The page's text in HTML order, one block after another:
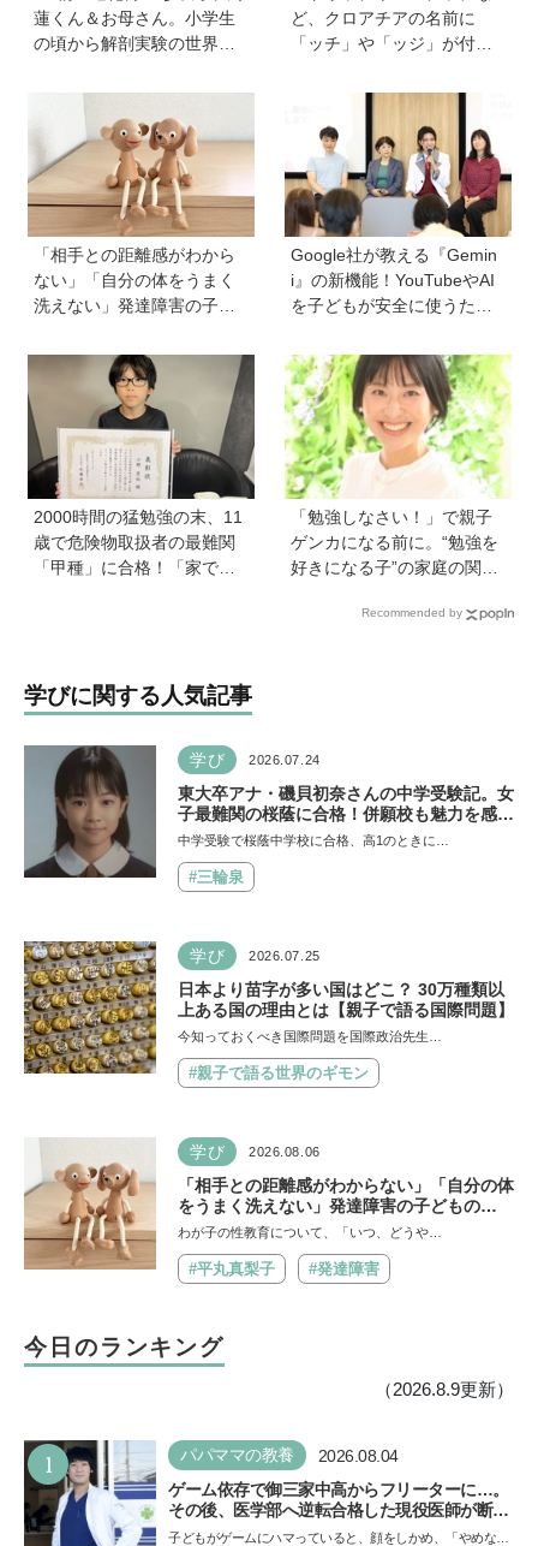
蓮くん＆お母さん。小学生
の頃から解剖実験の世界に
近いワニを研究。「興味の
種まきはエンタメから」
ど、クロアチアの名前に
「ッチ」や「ッジ」が付く
「相手との距離感がわから
ない」「自分の体をうまく
洗えない」発達障害の子ど
と・性教育のポイントは？
【『発達障害の子の性のル
ール』著者に聞いた】
Google社が教える『Gemin
i』の新機能！YouTubeやAI
を子どもが安全に使うため
教育チャンネルなど、家庭
で使うポイントとは？
2000時間の猛勉強の末、11
歳で危険物取扱者の最難関
「甲種」に合格！「家で両
「勉強しなさい！」で親子
ゲンカになる前に。“勉強を
好きになる子”の家庭の関わ
永島瑠美先生に訊く》
Recommended by
学びに関する人気記事
学び 2026.07.24
東大卒アナ・磯貝初奈さんの中学受験記。女
子最難関の桜蔭に合格！併願校も魅力を感じ
た渋渋に。母親の声かけは「睡眠が何より大
中学受験で桜蔭中学校に合格、高1のときに…
#三輪泉
学び 2026.07.25
日本より苗字が多い国はどこ？ 30万種類以
上ある国の理由とは【親子で語る国際問題】
今知っておくべき国際問題を国際政治先生…
#親子で語る世界のギモン
学び 2026.08.06
「相手との距離感がわからない」「自分の体
をうまく洗えない」発達障害の子どもの
「性」に関する困りごと・性教育のポイント
聞いた】
わが子の性教育について、「いつ、どうや…
#平丸真梨子 #発達障害
今日のランキング
（2026.8.9更新）
1 パパママの教養 2026.08.04
ゲーム依存で御三家中高からフリーターに…。
その後、医学部へ逆転合格した現役医師が断言
「ゲームの経験が受験勉強に役立った」そう考
子どもがゲームにハマっていると、顔をしかめ、「やめなさ